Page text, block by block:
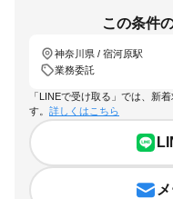
この条件
神奈川県 / 宿河原駅
業務委託
「LINEで受け取る」では、新
す。 詳しくはこちら